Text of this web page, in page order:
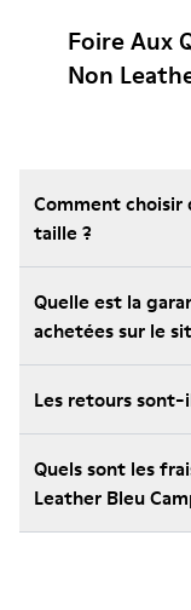
Foire Aux
Non
Comment choisir
taille ?
Quelle est la
achetées sur le
Les retours sont-
Quels sont les
Leather Bleu